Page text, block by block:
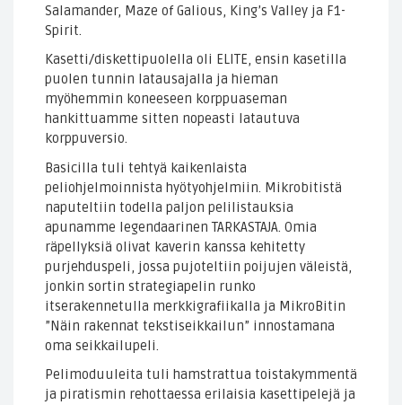
Salamander, Maze of Galious, King’s Valley ja F1-
Spirit.
Kasetti/diskettipuolella oli ELITE, ensin kasetilla
puolen tunnin latausajalla ja hieman
myöhemmin koneeseen korppuaseman
hankittuamme sitten nopeasti latautuva
korppuversio.
Basicilla tuli tehtyä kaikenlaista
peliohjelmoinnista hyötyohjelmiin. Mikrobitistä
naputeltiin todella paljon pelilistauksia
apunamme legendaarinen TARKASTAJA. Omia
räpellyksiä olivat kaverin kanssa kehitetty
purjehduspeli, jossa pujoteltiin poijujen väleistä,
jonkin sortin strategiapelin runko
itserakennetulla merkkigrafiikalla ja MikroBitin
”Näin rakennat tekstiseikkailun” innostamana
oma seikkailupeli.
Pelimoduuleita tuli hamstrattua toistakymmentä
ja piratismin rehottaessa erilaisia kasettipelejä ja